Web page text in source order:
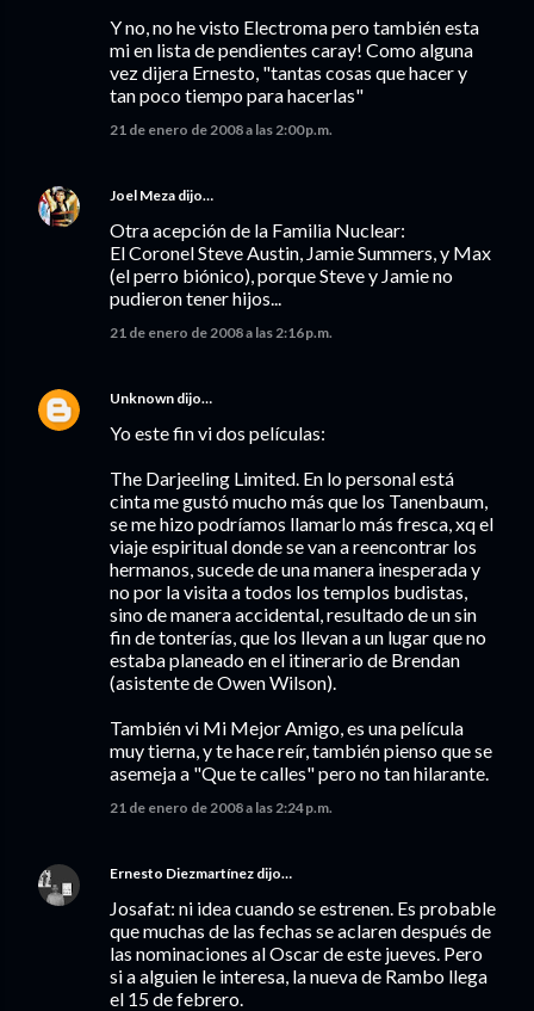
Y no, no he visto Electroma pero también esta
mi en lista de pendientes caray! Como alguna
vez dijera Ernesto, "tantas cosas que hacer y
tan poco tiempo para hacerlas"
21 de enero de 2008 a las 2:00 p.m.
Joel Meza dijo…
Otra acepción de la Familia Nuclear:
El Coronel Steve Austin, Jamie Summers, y Max
(el perro biónico), porque Steve y Jamie no
pudieron tener hijos...
21 de enero de 2008 a las 2:16 p.m.
Unknown dijo…
Yo este fin vi dos películas:
The Darjeeling Limited. En lo personal está
cinta me gustó mucho más que los Tanenbaum,
se me hizo podríamos llamarlo más fresca, xq el
viaje espiritual donde se van a reencontrar los
hermanos, sucede de una manera inesperada y
no por la visita a todos los templos budistas,
sino de manera accidental, resultado de un sin
fin de tonterías, que los llevan a un lugar que no
estaba planeado en el itinerario de Brendan
(asistente de Owen Wilson).
También vi Mi Mejor Amigo, es una película
muy tierna, y te hace reír, también pienso que se
asemeja a "Que te calles" pero no tan hilarante.
21 de enero de 2008 a las 2:24 p.m.
Ernesto Diezmartínez dijo…
Josafat: ni idea cuando se estrenen. Es probable
que muchas de las fechas se aclaren después de
las nominaciones al Oscar de este jueves. Pero
si a alguien le interesa, la nueva de Rambo llega
el 15 de febrero.